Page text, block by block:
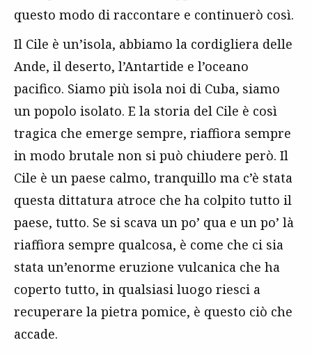
questo modo di raccontare e continuerò così.
Il Cile è un’isola, abbiamo la cordigliera delle
Ande, il deserto, l’Antartide e l’oceano
pacifico. Siamo più isola noi di Cuba, siamo
un popolo isolato. E la storia del Cile è così
tragica che emerge sempre, riaffiora sempre
in modo brutale non si può chiudere però. Il
Cile è un paese calmo, tranquillo ma c’è stata
questa dittatura atroce che ha colpito tutto il
paese, tutto. Se si scava un po’ qua e un po’ là
riaffiora sempre qualcosa, è come che ci sia
stata un’enorme eruzione vulcanica che ha
coperto tutto, in qualsiasi luogo riesci a
recuperare la pietra pomice, è questo ciò che
accade.